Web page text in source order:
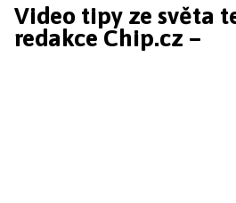
Video tipy ze světa
redakce Chip.cz –